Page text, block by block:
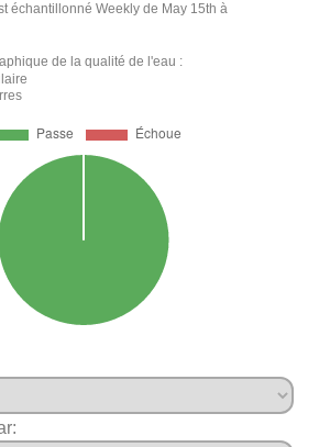
échantillonné Weekly de May 15th à
de la qualité de l'eau :